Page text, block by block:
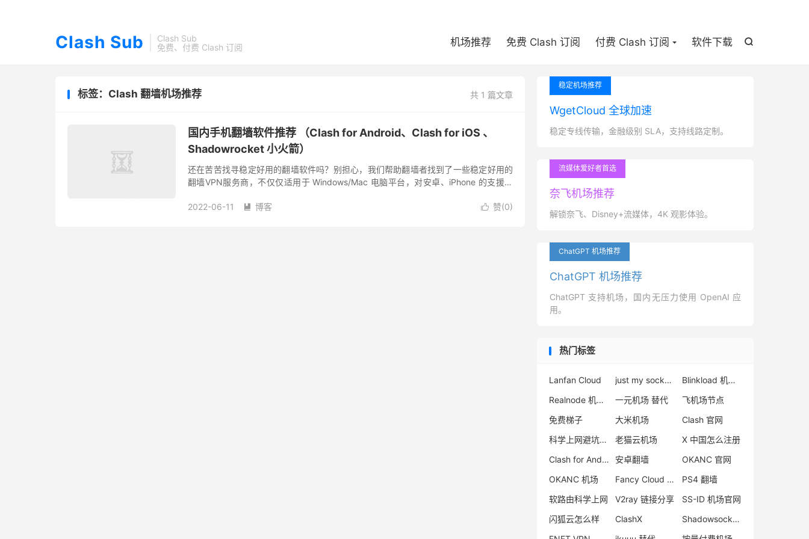
Clash Sub
Clash Sub
免费、付费 Clash 订阅

机场推荐 免费 Clash 订阅 付费 Clash 订阅 软件下载
共 1 篇文章
标签：Clash 翻墙机场推荐
国内手机翻墙软件推荐 （Clash for Android、Clash for iOS 、
Shadowrocket 小火箭）
还在苦苦找寻稳定好用的翻墙软件吗？别担心，我们帮助翻墙者找到了一些稳定好用的
翻墙VPN服务商，不仅仅适用于 Windows/Mac 电脑平台，对安卓、iPhone 的支援程
 赞(0)
2022-06-11  博客
稳定机场推荐
WgetCloud 全球加速
稳定专线传输，金融级别 SLA，支持线路定制。
流媒体爱好者首选
奈飞机场推荐
解锁奈飞、Disney+流媒体，4K 观影体验。
ChatGPT 机场推荐
ChatGPT 机场推荐
ChatGPT 支持机场，国内无压力使用 OpenAI 应
用。
热门标签
Lanfan Cloud just my socks被封
Blinkload 机场跑路
Realnode 机场怎么样
一元机场 替代
飞机场节点
免费梯子
大米机场
Clash 官网
科学上网避坑指南
老猫云机场
X 中国怎么注册
Clash for Android 2.9.0
安卓翻墙
OKANC 官网
OKANC 机场
Fancy Cloud 机场
PS4 翻墙
软路由科学上网
V2ray 链接分享
SS-ID 机场官网
闪狐云怎么样
ClashX
Shadowsocks 机场排名